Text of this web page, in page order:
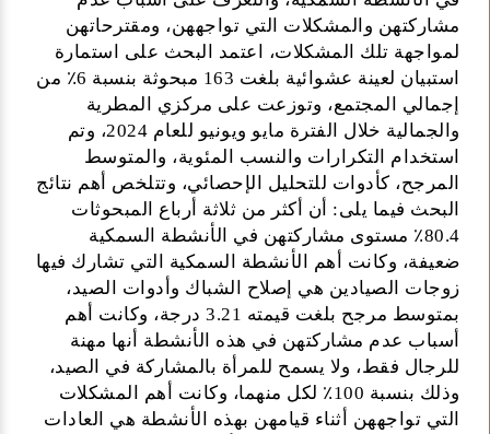
مشاركتهن والمشكلات التي تواجههن، ومقترحاتهن
لمواجهة تلك المشكلات، اعتمد البحث على استمارة
استبيان لعينة عشوائية بلغت 163 مبحوثة بنسبة 6٪ من
إجمالي المجتمع، وتوزعت على مركزي المطرية
والجمالية خلال الفترة مايو ويونيو للعام 2024، وتم
استخدام التكرارات والنسب المئوية، والمتوسط
المرجح، كأدوات للتحليل الإحصائي، وتتلخص أهم نتائج
البحث فيما يلى: أن أكثر من ثلاثة أرباع المبحوثات
80.4٪ مستوى مشاركتهن في الأنشطة السمكية
ضعيفة، وكانت أهم الأنشطة السمكية التي تشارك فيها
زوجات الصيادين هي إصلاح الشباك وأدوات الصيد،
بمتوسط مرجح بلغت قيمته 3.21 درجة، وكانت أهم
أسباب عدم مشاركتهن في هذه الأنشطة أنها مهنة
للرجال فقط، ولا يسمح للمرأة بالمشاركة في الصيد،
وذلك بنسبة 100٪ لكل منهما، وكانت أهم المشكلات
التي تواجههن أثناء قيامهن بهذه الأنشطة هي العادات